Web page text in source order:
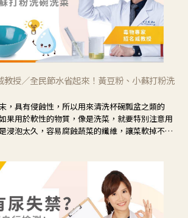
教授／全民節水省起來！黃豆粉、小蘇打粉洗
，具有侵蝕性，所以用來清洗杯碗瓢盆之類的
果用於軟性的物質，像是洗菜，就要特別注意用
浸泡太久，容易腐蝕蔬菜的纖維，讓菜軟掉不清